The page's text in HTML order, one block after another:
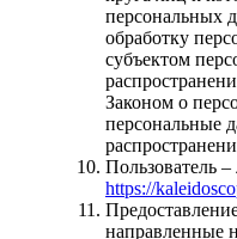
персональных
обработку
субъектом
Законом о
персональные
Пользователь
https://
направленные